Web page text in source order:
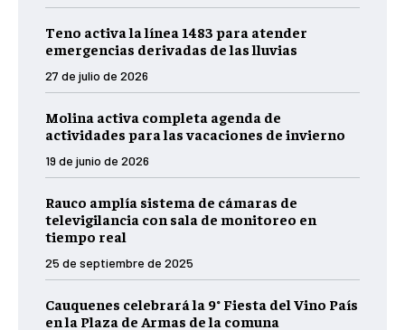
Teno activa la línea 1483 para atender
emergencias derivadas de las lluvias
27 de julio de 2026
Molina activa completa agenda de
actividades para las vacaciones de invierno
19 de junio de 2026
Rauco amplía sistema de cámaras de
televigilancia con sala de monitoreo en
tiempo real
25 de septiembre de 2025
Cauquenes celebrará la 9° Fiesta del Vino País
en la Plaza de Armas de la comuna